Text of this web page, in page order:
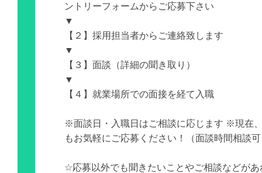
ントリーフォームからご応募下さい
▼
【２】採用担当者からご連絡致します
▼
【３】面談（詳細の聞き取り）
▼
【４】就業場所での面接を経て入職
※面談日・入職日はご相談に応じます ※現在
もお気軽にご応募ください！（面談時間相談
☆応募以外でも聞きたいことやご相談などがあ